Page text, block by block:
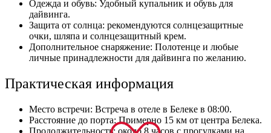
Одежда и обувь: Удобный купальник и обувь для
дайвинга.
Защита от солнца: рекомендуются солнцезащитные
очки, шляпа и солнцезащитный крем.
Дополнительное снаряжение: Полотенце и любые
личные принадлежности для дайвинга по желанию.
Практическая информация
Место встречи: Встреча в отеле в Белеке в 08:00.
Расстояние до порта: Примерно 15 км от центра Белека.
Продолжительность: около 8 часов с прогулками на